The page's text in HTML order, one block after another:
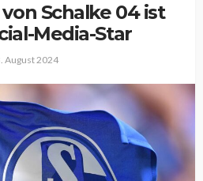
Schalke 04 ist
Media-Star
August 2024